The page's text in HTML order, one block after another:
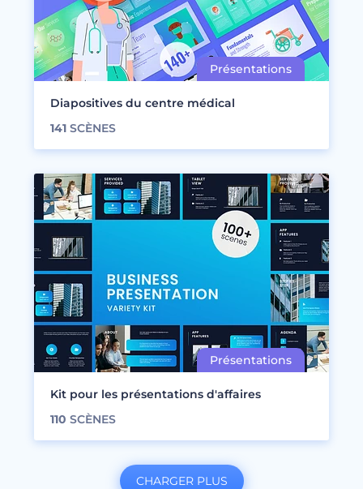
Diapositives du centre médical
141 SCÈNES
Kit pour les présentations d'affaires
110 SCÈNES
CHARGER PLUS